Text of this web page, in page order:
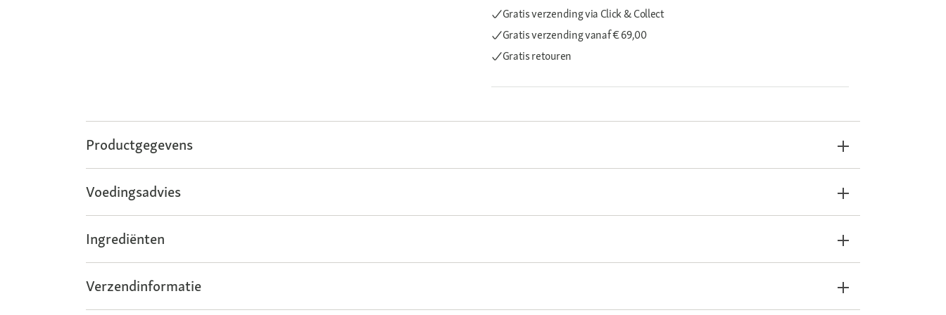
Gratis verzending via Click & Collect
Gratis verzendingvanaf € 69,00
Gratis retouren
Productgegevens
Voedingsadvies
Ingrediënten
Verzendinformatie